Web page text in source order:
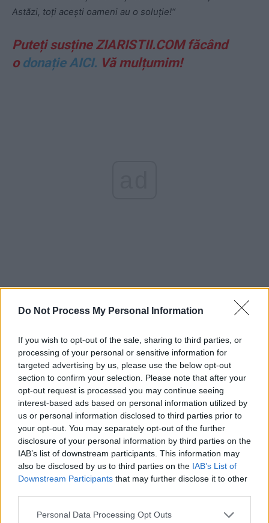
Do Not Process My Personal Information
If you wish to opt-out of the sale, sharing to third parties, or
processing of your personal or sensitive information for
targeted advertising by us, please use the below opt-out
section to confirm your selection. Please note that after your
opt-out request is processed you may continue seeing
interest-based ads based on personal information utilized by
us or personal information disclosed to third parties prior to
your opt-out. You may separately opt-out of the further
disclosure of your personal information by third parties on the
IAB’s list of downstream participants. This information may
also be disclosed by us to third parties on the IAB’s List of
Downstream Participants that may further disclose it to other
Personal Data Processing Opt Outs
Astăzi, toți acești oameni au o soluție!“
Puteți susține ZIARISTII.COM făcând
o donație AICI. Vă mulțumim!
*Falsificarea bugetului: Guvernul PSD-PNL a
inventat o nouă sursă de venituri fictivă, pentru
a putea crește cheltuielile statului pe 2024! S-
au trecut din pix încasări de 10,5 miliarde lei
din „digitalizare”!
*În bugetul pe 2024, suma pentru pensiile
speciale crește cu 17% – de la 13 la 15,5
miliarde de lei!